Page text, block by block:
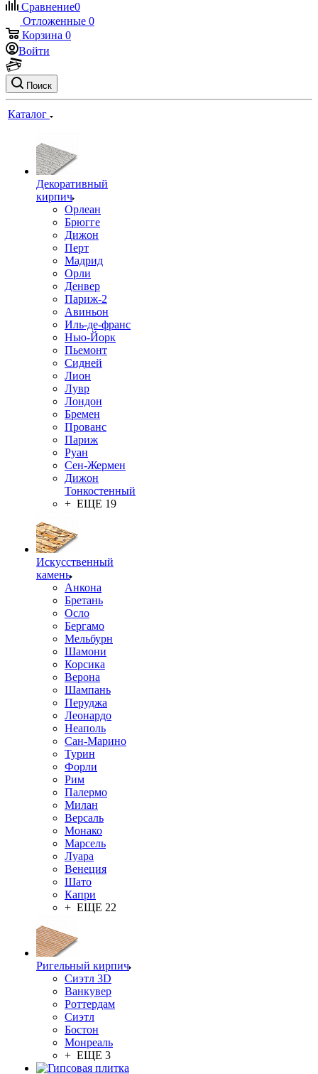
Сравнение0
Отложенные 0
Корзина 0
Войти
Поиск
Каталог
Декоративный
кирпич
Орлеан
Брюгге
Дижон
Перт
Мадрид
Орли
Денвер
Париж-2
Авиньон
Иль-де-франс
Нью-Йорк
Пьемонт
Сидней
Лион
Лувр
Лондон
Бремен
Прованс
Париж
Руан
Сен-Жермен
Дижон
Тонкостенный
+ ЕЩЕ 19
Искусственный
камень
Анкона
Бретань
Осло
Бергамо
Мельбурн
Шамони
Корсика
Верона
Шампань
Перуджа
Леонардо
Неаполь
Сан-Марино
Турин
Форли
Рим
Палермо
Милан
Версаль
Монако
Марсель
Луара
Венеция
Шато
Капри
+ ЕЩЕ 22
Ригельный кирпич
Сиэтл 3D
Ванкувер
Роттердам
Сиэтл
Бостон
Монреаль
+ ЕЩЕ 3